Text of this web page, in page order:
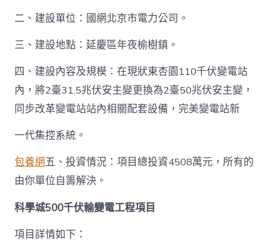
二、建設單位：國網北京市電力公司。
三、建設地點：延慶區年夜榆樹鎮。
四、建設內容及規模：在現狀東杏園110千伏變電站
內，將2臺31.5兆伏安主變更換為2臺50兆伏安主變，
同步改革變電站站內相關配套設備，完美變電站新
一代集控系統。
包養網五、投資情況：項目總投資4508萬元，所有的
由你單位自籌解決。
科學城500千伏輸變電工程項目
項目詳情如下：